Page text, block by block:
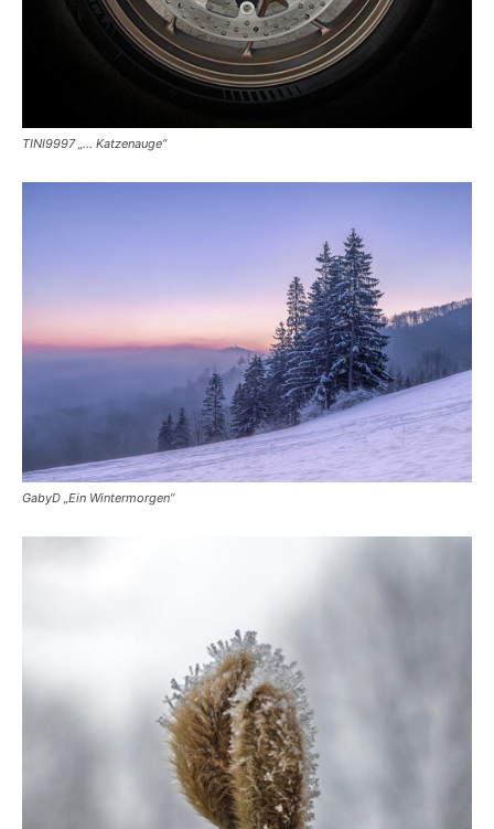
TINI9997 „… Katzenauge“
GabyD „Ein Wintermorgen“